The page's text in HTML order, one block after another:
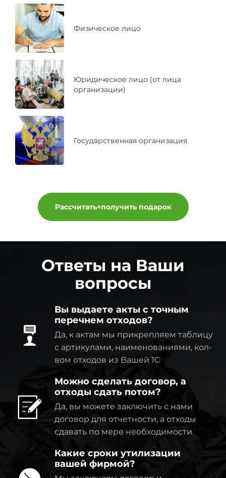
Физическое лицо
Юридическое лицо (от лица
организации)
Государственная организация
Рассчитать+получить подарок
Ответы на Ваши
вопросы
Вы выдаете акты с точным
перечнем отходов?
Да, к актам мы прикрепляем таблицу
с артикулами, наименованиями, кол-
вом отходов из Вашей 1C
Можно сделать договор, а
отходы сдать потом?
Да, вы можете заключить с нами
договор для отчетности, а отходы
сдавать по мере необходимости
Какие сроки утилизации
вашей фирмой?